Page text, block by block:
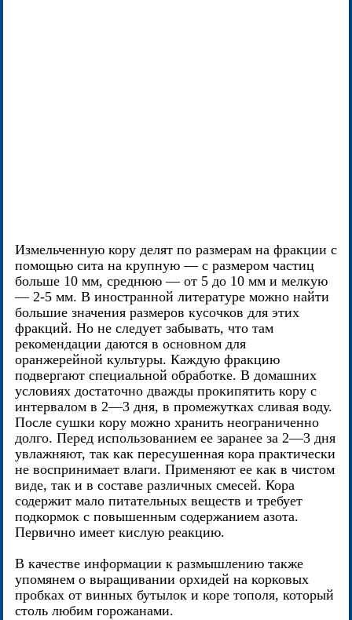
Измельченную кору делят по размерам на фракции с
помощью сита на крупную — с размером частиц
больше 10 мм, среднюю — от 5 до 10 мм и мелкую
— 2-5 мм. В иностранной литературе можно найти
большие значения размеров кусочков для этих
фракций. Но не следует забывать, что там
рекомендации даются в основном для
оранжерейной культуры. Каждую фракцию
подвергают специальной обработке. В домашних
условиях достаточно дважды прокипятить кору с
интервалом в 2—3 дня, в промежутках сливая воду.
После сушки кору можно хранить неограниченно
долго. Перед использованием ее заранее за 2—3 дня
увлажняют, так как пересушенная кора практически
не воспринимает влаги. Применяют ее как в чистом
виде, так и в составе различных смесей. Кора
содержит мало питательных веществ и требует
подкормок с повышенным содержанием азота.
Первично имеет кислую реакцию.
В качестве информации к размышлению также
упомянем о выращивании орхидей на корковых
пробках от винных бутылок и коре тополя, который
столь любим горожанами.